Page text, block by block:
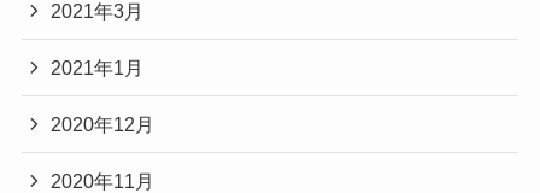
2021年3月
2021年1月
2020年12月
2020年11月